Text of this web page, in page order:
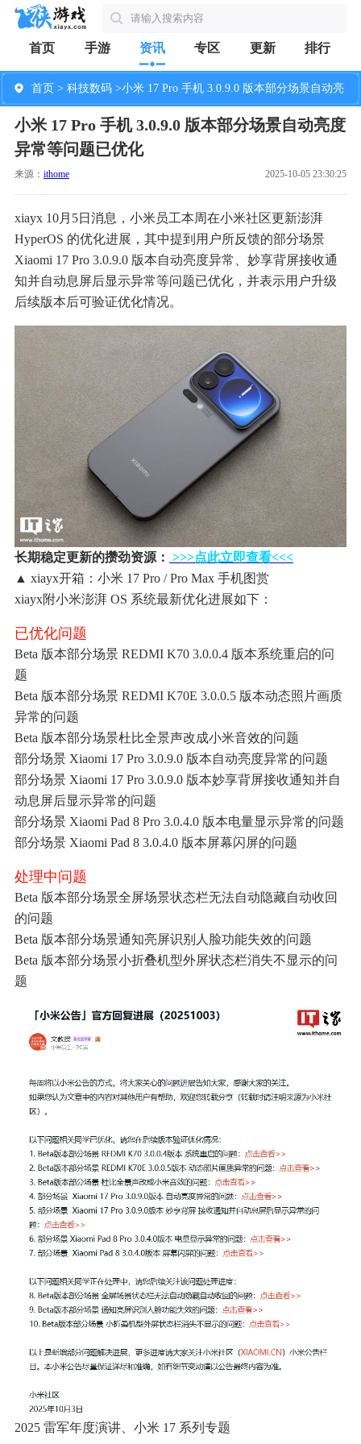
首页 手游 资讯 专区 更新 排行
首页 > 科技数码 >小米 17 Pro 手机 3.0.9.0 版本部分场景自动亮
度异常等问题已优化
小米 17 Pro 手机 3.0.9.0 版本部分场景自动亮度
异常等问题已优化
来源： ithome 2025-10-05 23:30:25
xiayx 10月5日消息，小米员工本周在小米社区更新澎湃
HyperOS 的优化进展，其中提到用户所反馈的部分场景
Xiaomi 17 Pro 3.0.9.0 版本自动亮度异常、妙享背屏接收通
知并自动息屏后显示异常等问题已优化，并表示用户升级
后续版本后可验证优化情况。
长期稳定更新的攒劲资源： >>>点此立即查看<<<
▲ xiayx开箱：小米 17 Pro / Pro Max 手机图赏
xiayx附小米澎湃 OS 系统最新优化进展如下：
已优化问题
Beta 版本部分场景 REDMI K70 3.0.0.4 版本系统重启的问
题
Beta 版本部分场景 REDMI K70E 3.0.0.5 版本动态照片画质
异常的问题
Beta 版本部分场景杜比全景声改成小米音效的问题
部分场景 Xiaomi 17 Pro 3.0.9.0 版本自动亮度异常的问题
部分场景 Xiaomi 17 Pro 3.0.9.0 版本妙享背屏接收通知并自
动息屏后显示异常的问题
部分场景 Xiaomi Pad 8 Pro 3.0.4.0 版本电量显示异常的问题
部分场景 Xiaomi Pad 8 3.0.4.0 版本屏幕闪屏的问题
处理中问题
Beta 版本部分场景全屏场景状态栏无法自动隐藏自动收回
的问题
Beta 版本部分场景通知亮屏识别人脸功能失效的问题
Beta 版本部分场景小折叠机型外屏状态栏消失不显示的问
题
2025 雷军年度演讲、小米 17 系列专题